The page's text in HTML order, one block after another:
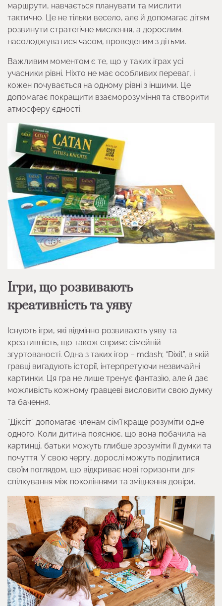
маршрути, навчається планувати та мислити
тактично. Це не тільки весело, але й допомагає дітям
розвинути стратегічне мислення, а дорослим.
насолоджуватися часом, проведеним з дітьми.
Важливим моментом є те, що у таких іграх усі
учасники рівні. Ніхто не має особливих переваг, і
кожен почувається на одному рівні з іншими. Це
допомагає покращити взаєморозуміння та створити
атмосферу єдності.
Ігри, що розвивають
креативність та уяву
Існують ігри, які відмінно розвивають уяву та
креативність, що також сприяє сімейній
згуртованості. Одна з таких ігор – mdash; “Dixit”, в якій
гравці вигадують історії, інтерпретуючи незвичайні
картинки. Ця гра не лише тренує фантазію, але й дає
можливість кожному гравцеві висловити свою думку
та бачення.
“Діксіт” допомагає членам сім’ї краще розуміти одне
одного. Коли дитина пояснює, що вона побачила на
картинці, батьки можуть глибше зрозуміти її думки та
почуття. У свою чергу, дорослі можуть поділитися
своїм поглядом, що відкриває нові горизонти для
спілкування між поколіннями та зміцнення довіри.